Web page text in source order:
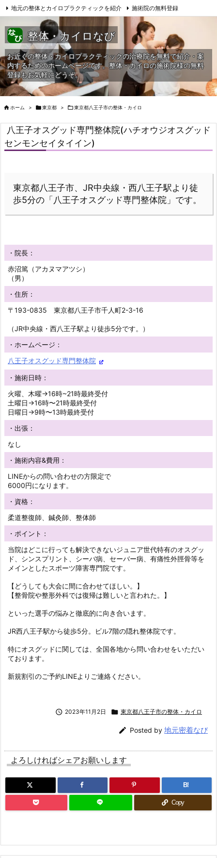
地元の整体とカイロプラクティックを紹介 施術院の無料登録
サイトマップ 当HPへの問合せ
整体・カイロなび
お近くの整体・カイロプラクティックの治療院を無料で紹介・案
内するためのホームページです。整体・カイロの施術院様の無料
登録もお気軽にどうぞ。
 ホーム > 東京都 > 東京都八王子市の整体・カイロ
八王子オスグッド専門整体院(ハチオウジオスグッド
センモンセイタイイン)
東京都八王子市、JR中央線・西八王子駅より徒
歩5分の「八王子オスグッド専門整体院」です。
・院長：
赤沼篤（アカヌマアツシ）
（男）
・住所：
〒193-0835 東京都八王子市千人町2-3-16
（JR中央線・西八王子駅より徒歩5分です。）
・ホームページ：
八王子オスグッド専門整体院
・施術日時：
火曜、木曜→16時~21時最終受付
土曜日→16時〜21時最終受付
日曜日→9時〜13時最終受付
・出張：
なし
・施術内容&費用：
LINEからの問い合わせの方限定で
6000円になります。
・資格：
柔道整復師、鍼灸師、整体師
・ポイント：
当院はどこに行っても解決できないジュニア世代特有のオスグッ
ド、シンスプリント、シーバ病、セーバー病、有痛性外脛骨等を
メインとしたスポーツ障害専門院です。
【どうしても大会に間に合わせてほしい。】
【整骨院や整形外科では復帰は難しいと言われた。】
といった選手の悩みと徹底的に向き合います。
JR西八王子駅から徒歩5分。ビル7階の隠れ整体院です。
特にオスグッドに関しては、全国各地から問い合わせをいただい
ております。
新規割引のご予約LINEよりご連絡ください。
 2023年11月2日  東京都八王子市の整体・カイロ
 Posted by 地元密着なび
よろしければシェアお願いします
B!
Copy